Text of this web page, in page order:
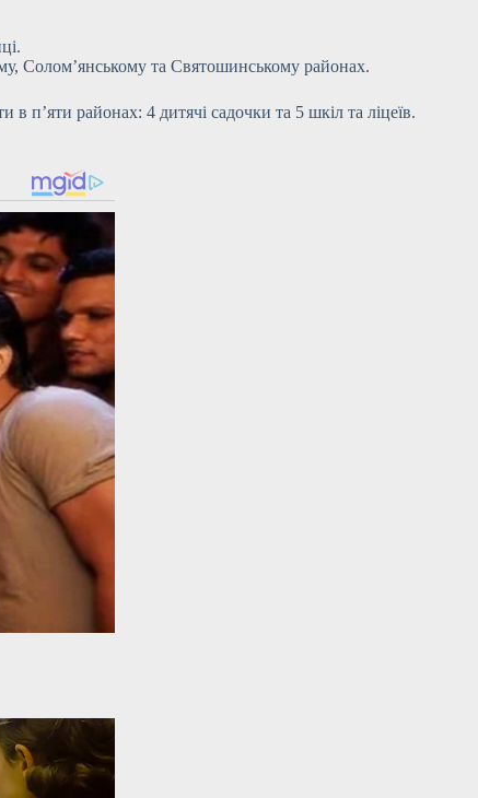
Солом’янському та Святошинському районах.
в п’яти районах: 4 дитячі садочки та 5 шкіл та ліцеїв.